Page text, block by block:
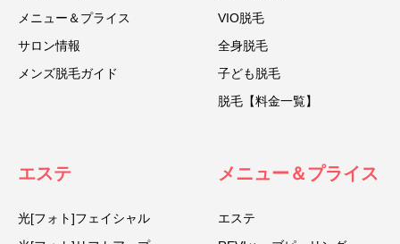
メニュー＆プライス
サロン情報
メンズ脱毛ガイド
VIO脱毛
全身脱毛
子ども脱毛
脱毛【料金一覧】
エステ
光[フォト]フェイシャル
メニュー＆プライス
エステ